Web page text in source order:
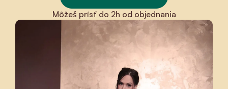
Môžeš prísť do 2h od objednania